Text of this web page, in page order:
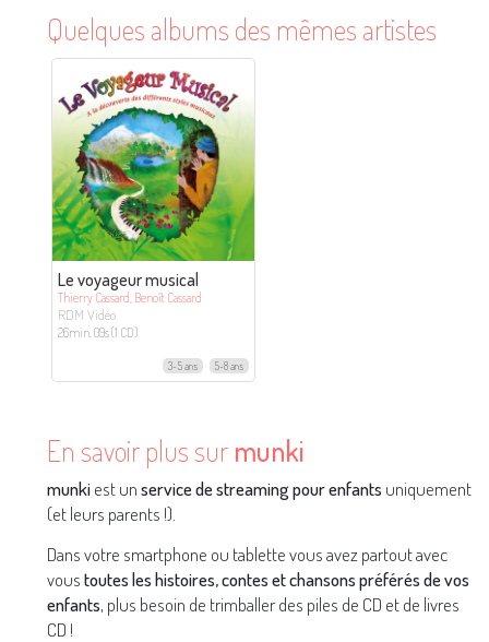
Quelques albums des mêmes artistes
Le voyageur musical
Thierry Cassard, Benoît Cassard
RDM Vidéo
26min. 09s (1 CD)
3-5 ans 5-8 ans
En savoir plus sur munki
munkiest unservice de streaming pour enfants uniquement
(et leurs parents !).
Dans votre smartphone ou tablette vous avez partout avec
voustoutes les histoires, contes et chansons préférés de vos
enfants, plus besoin de trimballer des piles de CD et de livres
CD !